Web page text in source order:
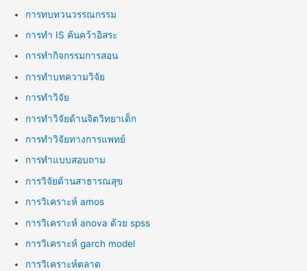
การทบทวนวรรณกรรม
การทำ IS ค้นคว้าอิสระ
การทำกิจกรรมการสอน
การทำบทความวิจัย
การทำวิจัย
การทำวิจัยด้านจิตวิทยาเด็ก
การทำวิจัยทางการแพทย์
การทำแบบสอบถาม
การวิจัยด้านสาธารณสุข
การวิเคราะห์ amos
การวิเคราะห์ anova ด้วย spss
การวิเคราะห์ garch model
การวิเคราะห์ตลาด